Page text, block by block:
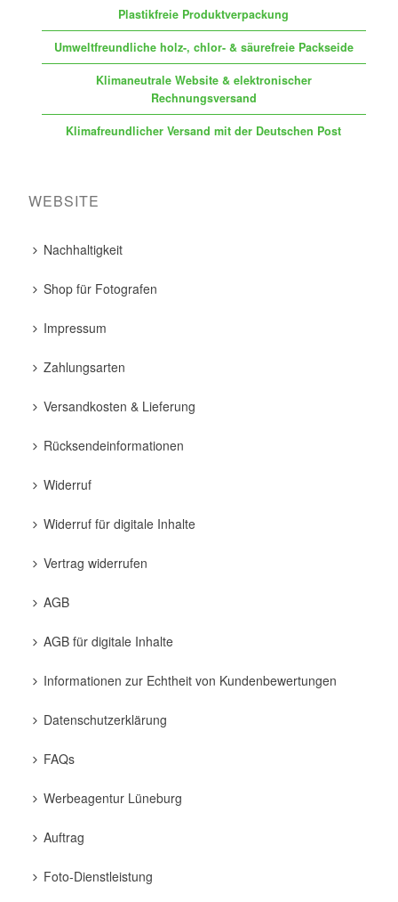
Plastikfreie Produktverpackung
Umweltfreundliche holz-, chlor- & säurefreie Packseide
Klimaneutrale Website & elektronischer
Rechnungsversand
Klimafreundlicher Versand mit der Deutschen Post
WEBSITE
Nachhaltigkeit
Shop für Fotografen
Impressum
Zahlungsarten
Versandkosten & Lieferung
Rücksendeinformationen
Widerruf
Widerruf für digitale Inhalte
Vertrag widerrufen
AGB
AGB für digitale Inhalte
Informationen zur Echtheit von Kundenbewertungen
Datenschutzerklärung
FAQs
Werbeagentur Lüneburg
Auftrag
Foto-Dienstleistung